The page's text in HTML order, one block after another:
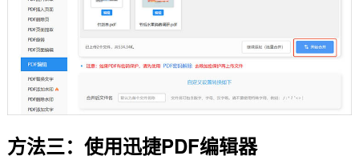
方法三：使用迅捷PDF编辑器